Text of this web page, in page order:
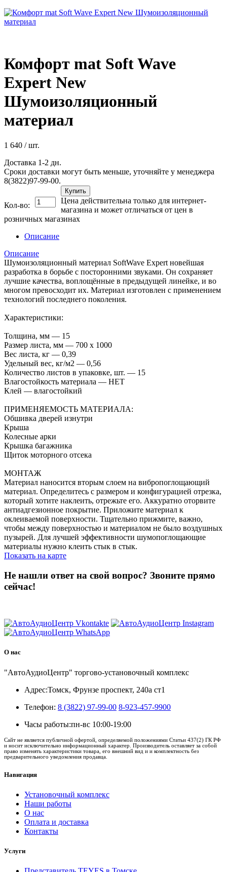
Комфорт mat Soft Wave
Expert New
Шумоизоляционный
материал
1 640 / шт.
Доставка 1-2 дн.
Сроки доставки могут быть меньше, уточняйте у менеджера
8(3822)97-99-00.
Кол-во:
Купить
Цена действительна только для интернет-
магазина и может отличаться от цен в
розничных магазинах
Описание
Описание
Шумоизоляционный материал SoftWave Expert новейшая
разработка в борьбе с посторонними звуками. Он сохраняет
лучшие качества, воплощённые в предыдущей линейке, и во
многом превосходит их. Материал изготовлен с применением
технологий последнего поколения.
Характеристики:
Толщина, мм — 15
Размер листа, мм — 700 х 1000
Вес листа, кг — 0,39
Удельный вес, кг/м2 — 0,56
Количество листов в упаковке, шт. — 15
Влагостойкость материала — НЕТ
Клей — влагостойкий
ПРИМЕНЯЕМОСТЬ МАТЕРИАЛА:
Обшивка дверей изнутри
Крыша
Колесные арки
Крышка багажника
Щиток моторного отсека
МОНТАЖ
Материал наносится вторым слоем на вибропоглощающий
материал. Определитесь с размером и конфигурацией отрезка,
который хотите наклеить, отрежьте его. Аккуратно оторвите
антиадгезионное покрытие. Приложите материал к
оклеиваемой поверхности. Тщательно прижмите, важно,
чтобы между поверхностью и материалом не было воздушных
пузырей. Для лучшей эффективности шумопоглощающие
материалы нужно клеить стык в стык.
Показать на карте
Не нашли ответ на свой вопрос? Звоните прямо
сейчас!
О нас
"АвтоАудиоЦентр" торгово-установочный комплекс
Адрес:Томск, Фрунзе проспект, 240а ст1
Телефон: 8 (3822) 97-99-00 8-923-457-9900
Часы работы:пн-вс 10:00-19:00
Сайт не является публичной офертой, определяемой положениями Статьи 437(2) ГК РФ
и носит исключительно информационный характер. Производитель оставляет за собой
право изменять характеристики товара, его внешний вид и и комплектность без
предварительного уведомления продавца.
Навигация
Установочный комплекс
Наши работы
О нас
Оплата и доставка
Контакты
Услуги